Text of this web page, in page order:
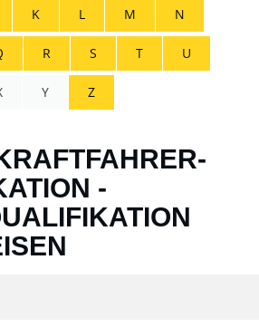
K L M N
R S T U
Y Z
-